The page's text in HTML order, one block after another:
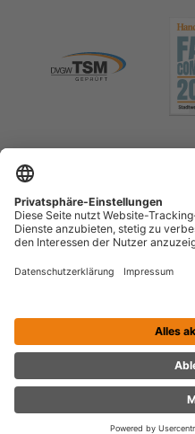
Impressum Datenschutz
Menschenrechte (LkSG)
Kontrast erhöhen Vertrag